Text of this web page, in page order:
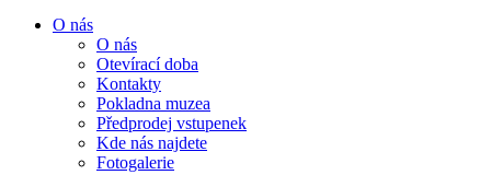
O nás
O nás
Otevírací doba
Kontakty
Pokladna muzea
Předprodej vstupenek
Kde nás najdete
Fotogalerie